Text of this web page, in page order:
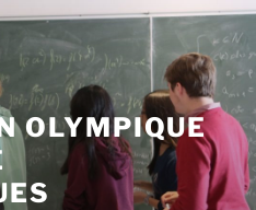
OLYMPIQUE